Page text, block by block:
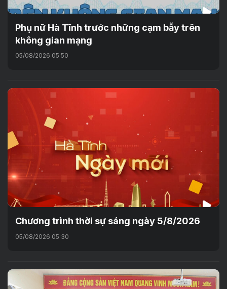
Phụ nữ Hà Tĩnh trước những cạm bẫy trên
không gian mạng
05/08/2026 05:50
Chương trình thời sự sáng ngày 5/8/2026
05/08/2026 05:30